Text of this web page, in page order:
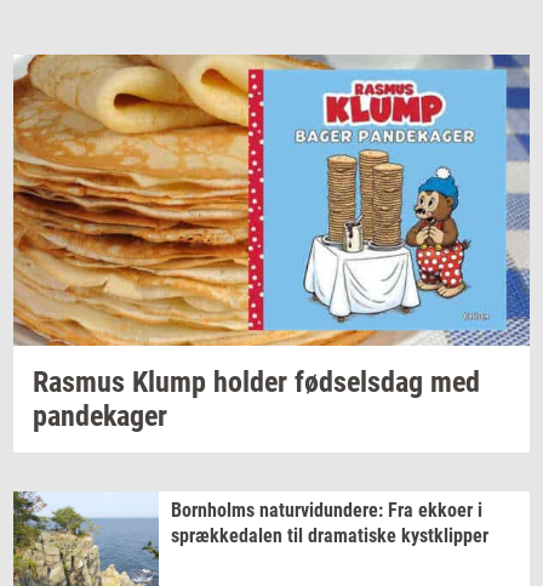
Ras­mus Klump hol­der fød­sels­dag med
pan­de­ka­ger
Born­holms na­tur­vi­dun­de­re: Fra ek­ko­er i
spræk­ke­da­len til dra­ma­ti­ske kyst­klip­per